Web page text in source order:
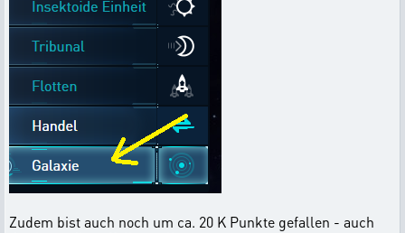
Zudem bist auch noch um ca. 20 K Punkte gefallen - auch